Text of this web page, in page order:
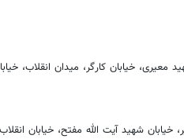
معیری، خیابان کارگر، میدان انقلاب،
شهید آیت الله مفتح، خیابان